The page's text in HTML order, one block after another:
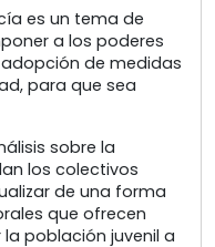
es un tema de
a los poderes
de medidas
para que sea
sobre la
los colectivos
de una forma
que ofrecen
población juvenil a